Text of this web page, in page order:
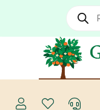
Recherche
produits